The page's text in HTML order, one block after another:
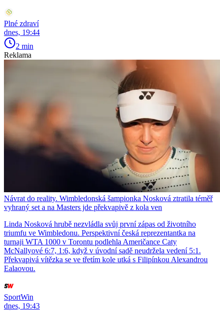
Plné zdraví
dnes, 19:44
2 min
Reklama
Návrat do reality. Wimbledonská šampionka Nosková ztratila téměř
vyhraný set a na Masters jde překvapivě z kola ven
Linda Nosková hrubě nezvládla svůj první zápas od životního
triumfu ve Wimbledonu. Perspektivní česká reprezentantka na
turnaji WTA 1000 v Torontu podlehla Američance Caty
McNallyové 6:7, 1:6, když v úvodní sadě neudržela vedení 5:1.
Překvapivá vítězka se ve třetím kole utká s Filipínkou Alexandrou
Ealaovou.
SportWin
dnes, 19:43